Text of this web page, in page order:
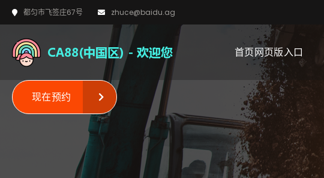
都匀市飞签庄67号 zhuce@baidu.ag
首页网页版入口
现在预约